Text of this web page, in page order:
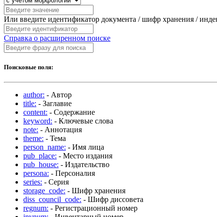
Или введите идентификатор документа / шифр хранения /
Справка о расширенном поиске
Поисковые поля:
author: - Автор
title: - Заглавие
content: - Содержание
keyword: - Ключевые слова
note: - Аннотация
theme: - Тема
person_name: - Имя лица
pub_place: - Место издания
pub_house: - Издательство
persona: - Персоналия
series: - Серия
storage_code: - Шифр хранения
diss_council_code: - Шифр диссовета
regnum: - Регистрационный номер